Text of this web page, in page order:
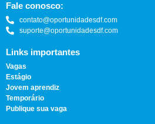
Fale conosco:
contato@oportunidadesdf.com
suporte@oportunidadesdf.com
Links importantes
Vagas
Estágio
Jovem aprendiz
Temporário
Publique sua vaga